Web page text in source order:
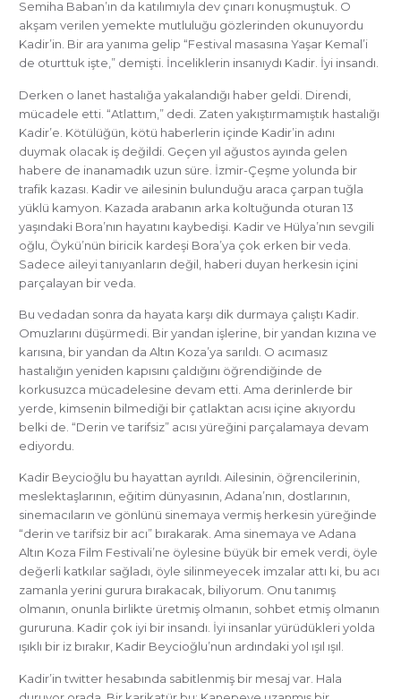
Semiha Baban’ın da katılımıyla dev çınarı konuşmuştuk. O
akşam verilen yemekte mutluluğu gözlerinden okunuyordu
Kadir’in. Bir ara yanıma gelip “Festival masasına Yaşar Kemal’i
de oturttuk işte,” demişti. İnceliklerin insanıydı Kadir. İyi insandı.
Derken o lanet hastalığa yakalandığı haber geldi. Direndi,
mücadele etti. “Atlattım,” dedi. Zaten yakıştırmamıştık hastalığı
Kadir’e. Kötülüğün, kötü haberlerin içinde Kadir’in adını
duymak olacak iş değildi. Geçen yıl ağustos ayında gelen
habere de inanamadık uzun süre. İzmir-Çeşme yolunda bir
trafik kazası. Kadir ve ailesinin bulunduğu araca çarpan tuğla
yüklü kamyon. Kazada arabanın arka koltuğunda oturan 13
yaşındaki Bora’nın hayatını kaybedişi. Kadir ve Hülya’nın sevgili
oğlu, Öykü’nün biricik kardeşi Bora’ya çok erken bir veda.
Sadece aileyi tanıyanların değil, haberi duyan herkesin içini
parçalayan bir veda.
Bu vedadan sonra da hayata karşı dik durmaya çalıştı Kadir.
Omuzlarını düşürmedi. Bir yandan işlerine, bir yandan kızına ve
karısına, bir yandan da Altın Koza’ya sarıldı. O acımasız
hastalığın yeniden kapısını çaldığını öğrendiğinde de
korkusuzca mücadelesine devam etti. Ama derinlerde bir
yerde, kimsenin bilmediği bir çatlaktan acısı içine akıyordu
belki de. “Derin ve tarifsiz” acısı yüreğini parçalamaya devam
ediyordu.
Kadir Beycioğlu bu hayattan ayrıldı. Ailesinin, öğrencilerinin,
meslektaşlarının, eğitim dünyasının, Adana’nın, dostlarının,
sinemacıların ve gönlünü sinemaya vermiş herkesin yüreğinde
“derin ve tarifsiz bir acı” bırakarak. Ama sinemaya ve Adana
Altın Koza Film Festivali’ne öylesine büyük bir emek verdi, öyle
değerli katkılar sağladı, öyle silinmeyecek imzalar attı ki, bu acı
zamanla yerini gurura bırakacak, biliyorum. Onu tanımış
olmanın, onunla birlikte üretmiş olmanın, sohbet etmiş olmanın
gururuna. Kadir çok iyi bir insandı. İyi insanlar yürüdükleri yolda
ışıklı bir iz bırakır, Kadir Beycioğlu’nun ardındaki yol ışıl ışıl.
Kadir’in twitter hesabında sabitlenmiş bir mesaj var. Hala